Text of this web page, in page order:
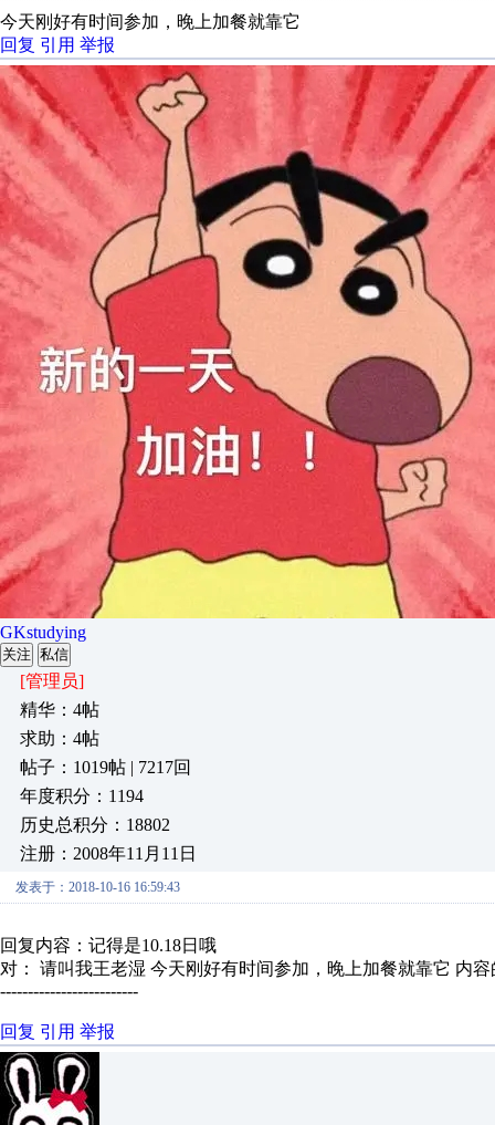
今天刚好有时间参加，晚上加餐就靠它
回复 引用 举报
GKstudying
关注 私信
[管理员]
精华：4帖
求助：4帖
帖子：1019帖 | 7217回
年度积分：1194
历史总积分：18802
注册：2008年11月11日
发表于：2018-10-16 16:59:43
回复内容：记得是10.18日哦
对： 请叫我王老湿 今天刚好有时间参加，晚上加餐就靠它 内容
-------------------------
回复 引用 举报